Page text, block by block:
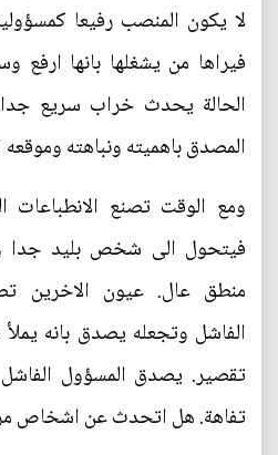
لا يكون المنصب رفيعا
فيراها من يشغلها بانها
الحالة يحدث خراب سريع
المصدق باهميته ونباهته وموقعه
ومع الوقت تصنع
فيتحول الى شخص بليد جدا
منطق عال. عيون الاخرين
الفاشل وتجعله يصدق بانه
تقصير. يصدق المسؤول الفاشل
تفاهة. هل اتحدث عن اشخاص